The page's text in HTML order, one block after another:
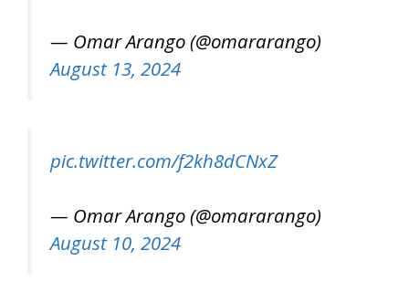
— Omar Arango (@omararango)
August 13, 2024
pic.twitter.com/f2kh8dCNxZ
— Omar Arango (@omararango)
August 10, 2024